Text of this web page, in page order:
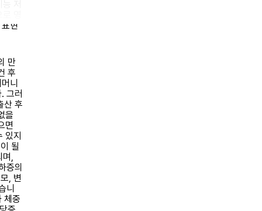
현
만
후
니
그러
산 후
을
면
있지
될
며,
증의
, 변
니
체중